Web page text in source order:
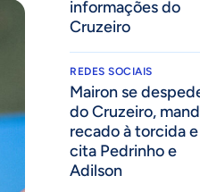
informações do
Cruzeiro
REDES SOCIAIS
Mairon se
do Cruzeiro,
recado à torcida e
cita Pedrinho e
Adilson